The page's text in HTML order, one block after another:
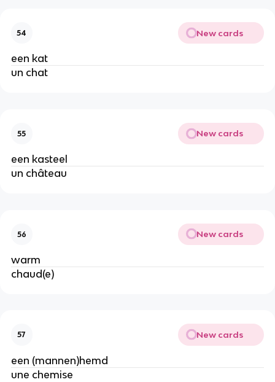
54 New cards
een kat
un chat
55 New cards
een kasteel
un château
56 New cards
warm
chaud(e)
57 New cards
een (mannen)hemd
une chemise